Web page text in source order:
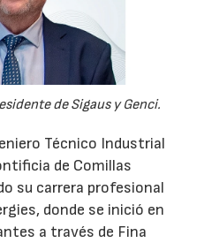
de Sigaus y Genci.
Técnico Industrial
de Comillas
su carrera profesional
donde se inició en
a través de Fina